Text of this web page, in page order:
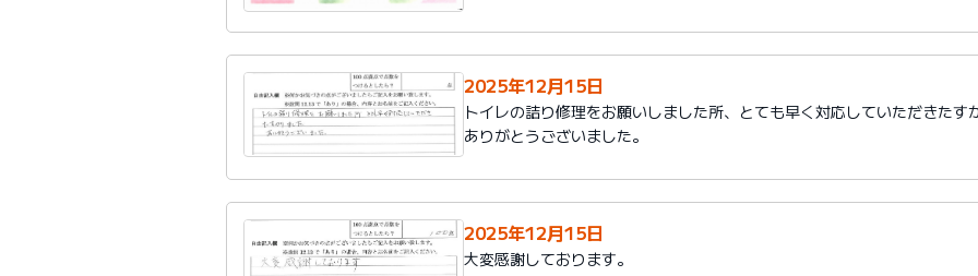
2025年12月15日
トイレの詰り修理をお願いしました所、とても早く対応していただきたす
ありがとうございました。
2025年12月15日
大変感謝しております。